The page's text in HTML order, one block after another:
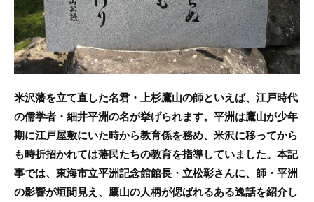
米沢藩を立て直した名君・上杉鷹山の師といえば、江戸時代
の儒学者・細井平洲の名が挙げられます。平洲は鷹山が少年
期に江戸屋敷にいた時から教育係を務め、米沢に移ってから
も時折招かれては藩民たちの教育を指導していました。本記
事では、東海市立平洲記念館館長・立松彰さんに、師・平洲
の影響が垣間見え、鷹山の人柄が偲ばれるある逸話を紹介し